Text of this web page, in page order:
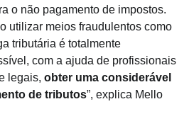
o não pagamento de impostos.
utilizar meios fraudulentos como
tributária é totalmente
com a ajuda de profissionais
legais, obter uma considerável
de tributos”, explica Mello